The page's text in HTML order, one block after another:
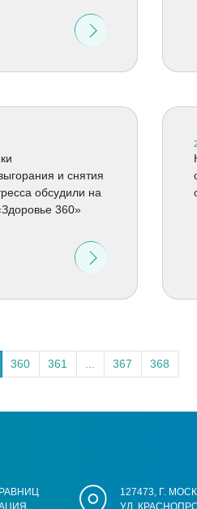
и снятия
обсудили на
360»
360 361 367 368
127473, Г.
УЛ.